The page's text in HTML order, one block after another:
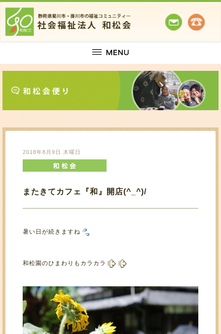
2018年8月9日 木曜日
またきてカフェ『和』開店(^_^)/
暑い日が続きますね
和松園のひまわりもカラカラ